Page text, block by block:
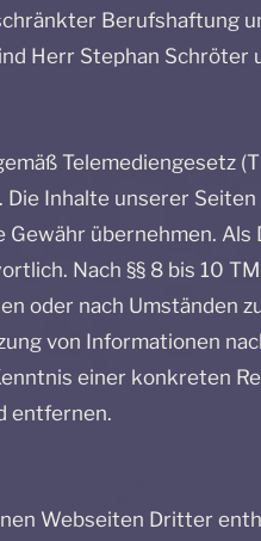
Berufshaftung
Herr Stephan Schröter
Telemediengesetz
Die Inhalte unserer
übernehmen.
Nach §§ 8 bis 10
oder nach Umständen
von Informationen
einer konkreten
entfernen.
Webseiten Dritter